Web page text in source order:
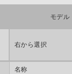
モデル
右から選択
名称